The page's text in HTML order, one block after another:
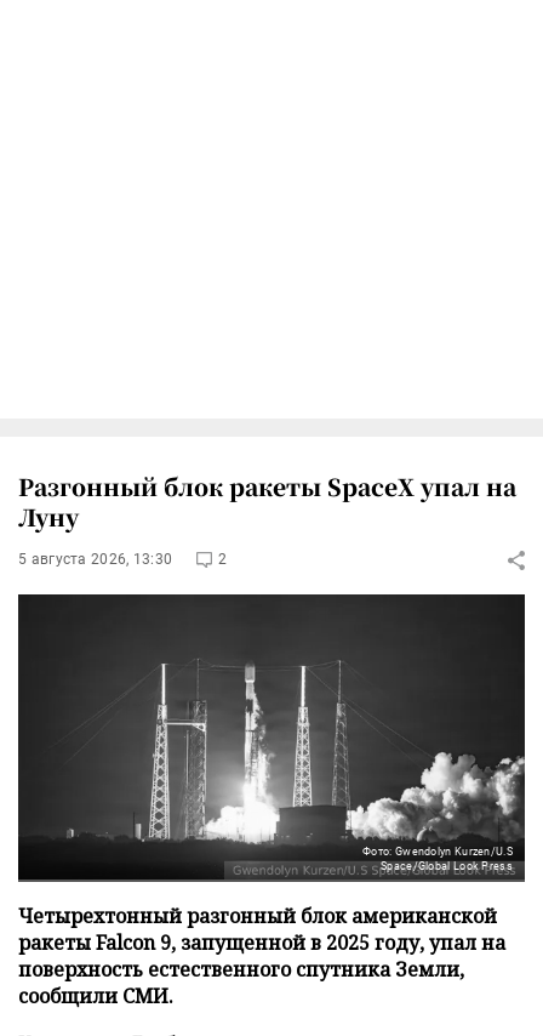
Разгонный блок ракеты SpaceX упал на
Луну
5 августа 2026, 13:30 2
Фото: Gwendolyn Kurzen/U.S
Space/Global Look Press
Четырехтонный разгонный блок американской
ракеты Falcon 9, запущенной в 2025 году, упал на
поверхность естественного спутника Земли,
сообщили СМИ.